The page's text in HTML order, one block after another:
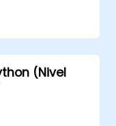
(Nivel